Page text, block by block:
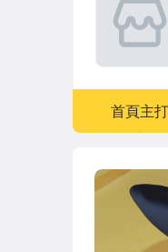
首頁主打
古董